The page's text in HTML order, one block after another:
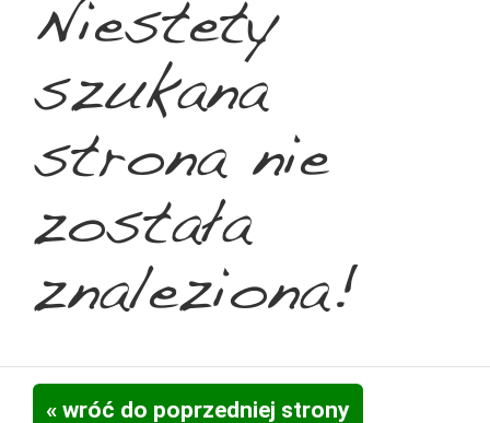
Niestety
szukana
strona nie
została
znaleziona!
« wróć do poprzedniej strony